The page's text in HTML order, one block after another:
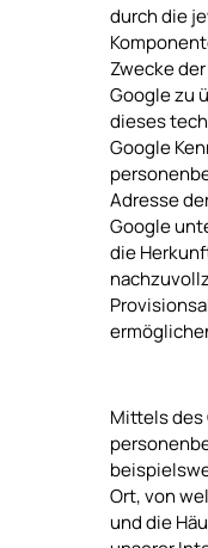
durch die
Zwecke
Google zu
dieses
Google
Adresse
Google
die
Mittels des
Ort, von
und die